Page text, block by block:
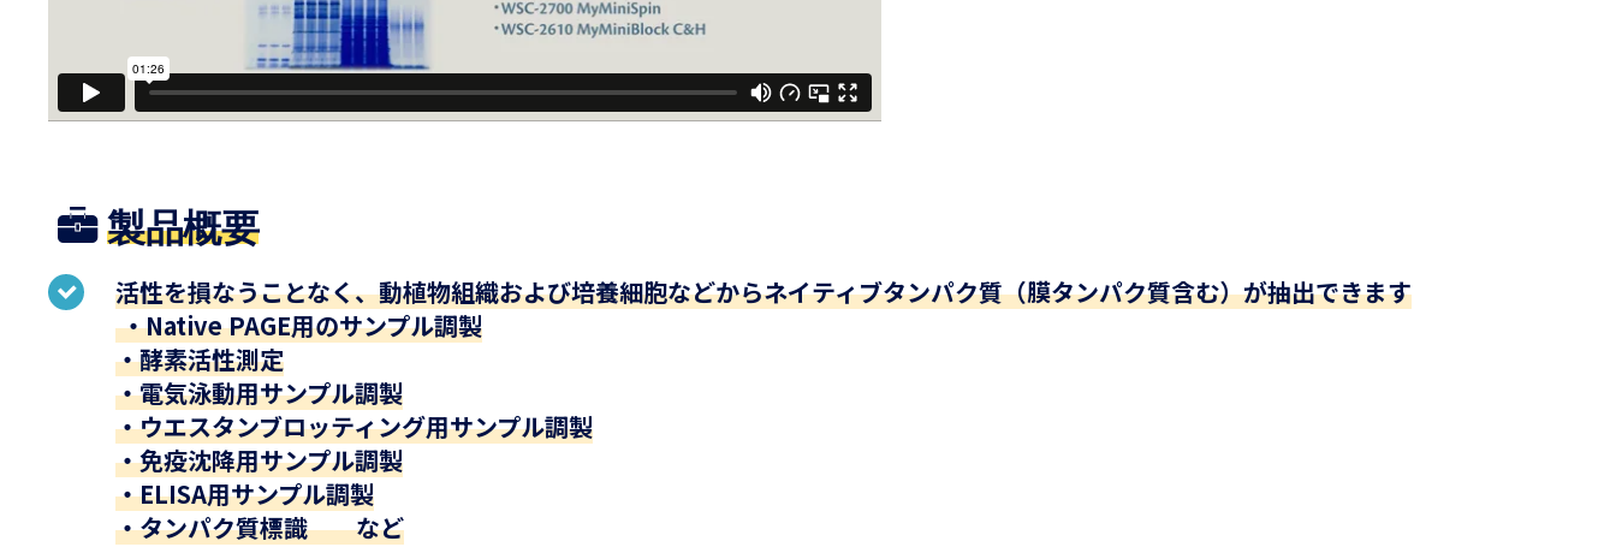
製品概要
活性を損なうことなく、動植物組織および培養細胞などからネイティブタンパク質（膜タンパク質含む）が抽出できます
・Native PAGE用のサンプル調製
・酵素活性測定
・電気泳動用サンプル調製
・ウエスタンブロッティング用サンプル調製
・免疫沈降用サンプル調製
・ELISA用サンプル調製
・タンパク質標識 など